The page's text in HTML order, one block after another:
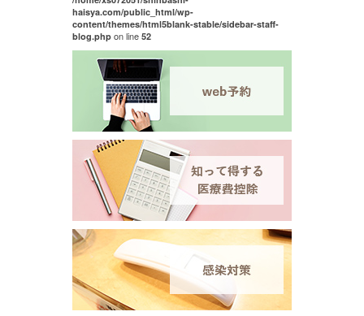
haisya.com/public_html/wp-
content/themes/html5blank-stable/sidebar-staff-
blog.php on line 52